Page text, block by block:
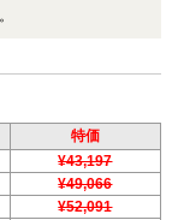
特価
¥43,197
¥49,066
¥52,091